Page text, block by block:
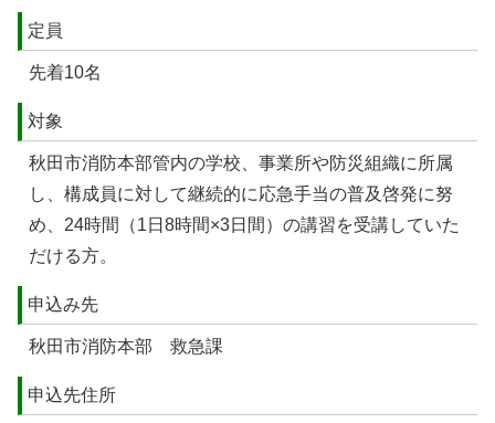
定員
先着10名
対象
秋田市消防本部管内の学校、事業所や防災組織に所属
し、構成員に対して継続的に応急手当の普及啓発に努
め、24時間（1日8時間×3日間）の講習を受講していた
だける方。
申込み先
秋田市消防本部 救急課
申込先住所